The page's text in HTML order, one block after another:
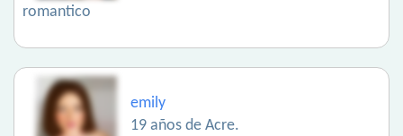
romantico
emily
19 años de Acre.